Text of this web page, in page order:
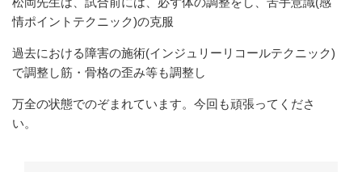
情ポイントテクニック)の克服
過去における障害の施術(インジュリーリコールテクニック)
で調整し筋・骨格の歪み等も調整し
万全の状態でのぞまれています。今回も頑張ってくださ
い。